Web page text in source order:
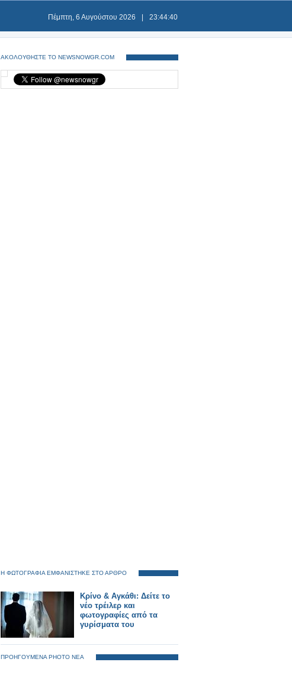
Πέμπτη, 6 Αυγούστου 2026 23:44:41
ΑΚΟΛΟΥΘΗΣΤΕ ΤΟ NEWSNOWGR.COM
Η ΦΩΤΟΓΡΑΦΙΑ ΕΜΦΑΝΙΣΤΗΚΕ ΣΤΟ ΑΡΘΡΟ
Κρίνο & Αγκάθι: Δείτε το
νέο τρέιλερ και
φωτογραφίες από τα
γυρίσματα του
ΠΡΟΗΓΟΥΜΕΝΑ PHOTO ΝΕΑ